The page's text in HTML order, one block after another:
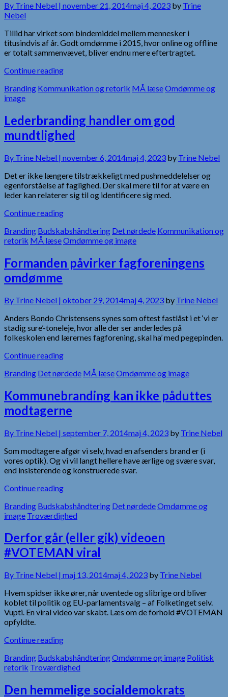
By Trine Nebel | november 21, 2014maj 4, 2023 by Trine
Nebel
Tillid har virket som bindemiddel mellem mennesker i
titusindvis af år. Godt omdømme i 2015, hvor online og offline
er totalt sammenvævet, bliver endnu mere eftertragtet.
Continue reading
Branding Kommunikation og retorik MÅ læseOmdømme og
image
Lederbranding handler om god
mundtlighed
By Trine Nebel | november 6, 2014maj 4, 2023 by Trine Nebel
Det er ikke længere tilstrækkeligt med pushmeddelelser og
egenforståelse af faglighed. Der skal mere til for at være en
leder kan relaterer sig til og identificere sig med.
Continue reading
Branding Budskabshåndtering Det nørdede Kommunikation og
retorik MÅ læseOmdømme og image
Formanden påvirker fagforeningens
omdømme
By Trine Nebel | oktober 29, 2014maj 4, 2023 by Trine Nebel
Anders Bondo Christensens synes som oftest fastlåst i et ‘vi er
stadig sure’-toneleje, hvor alle der ser anderledes på
folkeskolen end lærernes fagforening, skal ha’ med pegepinden.
Continue reading
Branding Det nørdede MÅ læseOmdømme og image
Kommunebranding kan ikke påduttes
modtagerne
By Trine Nebel | september 7, 2014maj 4, 2023 by Trine Nebel
Som modtagere afgør vi selv, hvad en afsenders brand er (i
vores optik). Og vi vil langt hellere have ærlige og svære svar,
end insisterende og konstruerede svar.
Continue reading
Branding Budskabshåndtering Det nørdedeOmdømme og
image Troværdighed
Derfor går (eller gik) videoen
#VOTEMAN viral
By Trine Nebel | maj 13, 2014maj 4, 2023 by Trine Nebel
Hvem spidser ikke ører, når uventede og slibrige ord bliver
koblet til politik og EU-parlamentsvalg – af Folketinget selv.
Vupti. En viral video var skabt. Læs om de forhold #VOTEMAN
opfyldte.
Continue reading
Branding BudskabshåndteringOmdømme og image Politisk
retorik Troværdighed
Den hemmelige socialdemokrats